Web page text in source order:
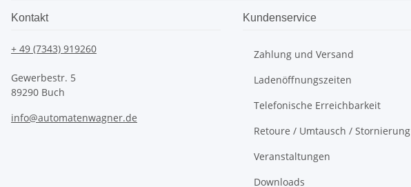
Kontakt
+ 49 (7343) 919260
Gewerbestr. 5
89290 Buch
info@automatenwagner.de
Kundenservice
Zahlung und Versand
Ladenöffnungszeiten
Telefonische Erreichbarkeit
Retoure / Umtausch / Stornierung
Veranstaltungen
Downloads